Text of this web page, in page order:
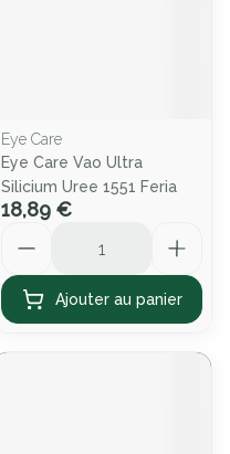
Eye Care
Eye Care Vao Ultra
Silicium Uree 1551 Feria
18,89 €
Ajouter au panier